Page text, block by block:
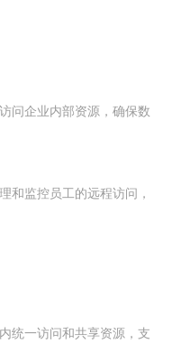
问企业内部资源，确保数
和监控员工的远程访问，
统一访问和共享资源，支